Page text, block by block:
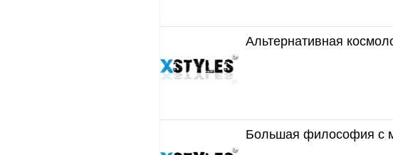
Альтернативная
Большая философия с